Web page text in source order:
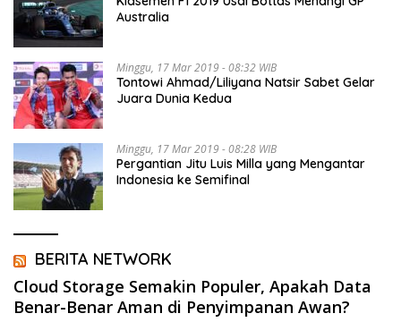
Australia
Minggu, 17 Mar 2019 - 08:32 WIB
Tontowi Ahmad/Liliyana Natsir Sabet Gelar
Juara Dunia Kedua
Minggu, 17 Mar 2019 - 08:28 WIB
Pergantian Jitu Luis Milla yang Mengantar
Indonesia ke Semifinal
BERITA NETWORK
Cloud Storage Semakin Populer, Apakah Data
Benar-Benar Aman di Penyimpanan Awan?